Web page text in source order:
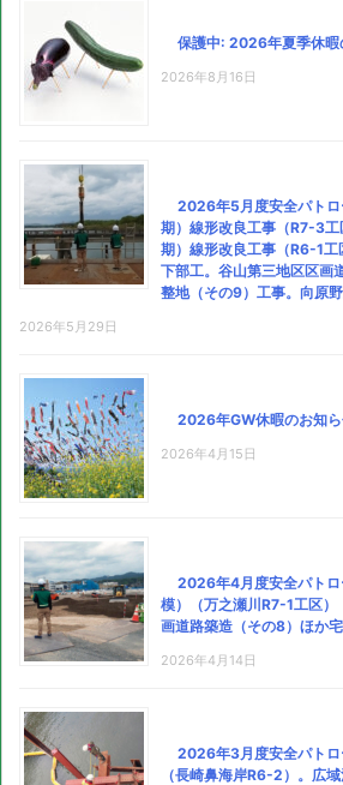
保護中: 2026年夏季休暇
2026年8月16日
2026年5月度安全パトロ
期）線形改良工事（R7-3
期）線形改良工事（R6-1
下部工。谷山第三地区区画
整地（その9）工事。向原野
2026年5月29日
2026年GW休暇のお知
2026年4月15日
2026年4月度安全パトロ
模）（万之瀬川R7-1工区
画道路築造（その8）ほか
2026年4月14日
2026年3月度安全パトロ
（長崎鼻海岸R6-2）。広